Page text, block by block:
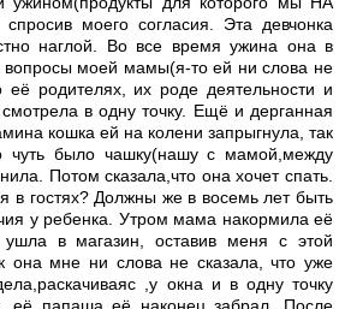
моего согласия. Эта девчонка
наглой. Во все время ужина она в
моей мамы(я-то ей ни слова не
её родителях, их роде деятельности и
в одну точку. Ещё и дерганная
кошка ей на колени запрыгнула, так
чуть было чашку(нашу с мамой,между
Потом сказала,что она хочет спать.
в гостях? Должны же в восемь лет быть
у ребенка. Утром мама накормила её
в магазин, оставив меня с этой
она мне ни слова не сказала, что уже
,у окна и в одну точку
её папаша её наконец забрал. После